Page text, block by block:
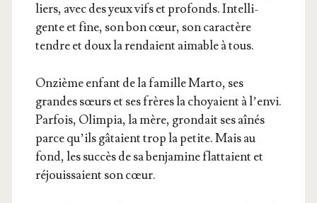
liers, avec des yeux vifs et pro­fonds. Intel­li­
gente et fine, son bon cœur, son carac­tère
tendre et doux la ren­daient aimable à tous.
Onzième enfant de la famille Mar­to, ses
grandes sœurs et ses frères la choyaient à l’en­vi.
Par­fois, Olim­pia, la mère, gron­dait ses aînés
parce qu’ils gâtaient trop la petite. Mais au
fond, les suc­cès de sa ben­ja­mine flat­taient et
réjouis­saient son cœur.